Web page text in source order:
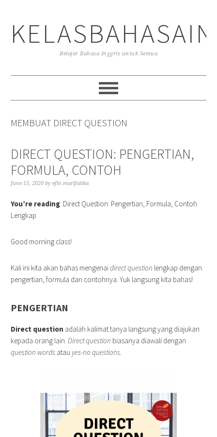
primary
navigation
main
content
primary
sidebar
Belajar Bahasa Inggris untuk Semua
MEMBUAT DIRECT QUESTION
DIRECT QUESTION: PENGERTIAN,
FORMULA, CONTOH
June 15, 2020 byefin.marifatika
You’re reading: Direct Question: Pengertian, Formula, Contoh
Lengkap
Good morning class!
Kali ini kita akan bahas mengenaidirect question lengkap dengan
pengertian, formula dan contohnya. Yuk langsung kita bahas!
PENGERTIAN
Direct question adalah kalimat tanya langsung yang diajukan
kepada orang lain.Direct question biasanya diawali dengan
question words atau yes-no questions.